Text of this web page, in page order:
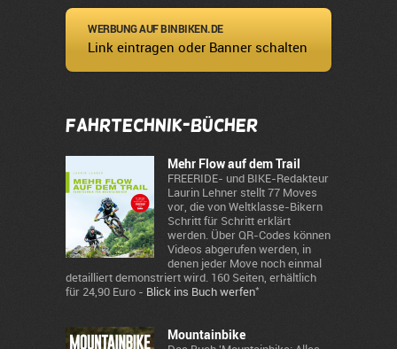
WERBUNG AUF BINBIKEN.DE
Link eintragen oder Banner schalten
Fahrtechnik-Bücher
Mehr Flow auf dem Trail
FREERIDE- und BIKE-Redakteur
Laurin Lehner stellt 77 Moves
vor, die von Weltklasse-Bikern
Schritt für Schritt erklärt
werden. Über QR-Codes können
Videos abgerufen werden, in
denen jeder Move noch einmal
detailliert demonstriert wird. 160 Seiten, erhältlich
für 24,90 Euro - Blick ins Buch werfen*
Mountainbike